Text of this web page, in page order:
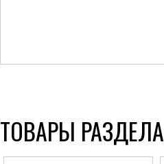
ТОВАРЫ РАЗДЕЛА